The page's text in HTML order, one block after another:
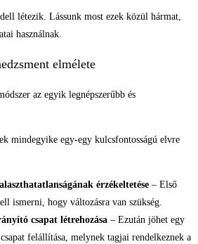
létezik. Lássunk most ezek közül hármat,
használnak.
elmélete
az egyik legnépszerűbb és
mindegyike egy-egy kulcsfontosságú elvre
érzékeltetése – Első
ismerni, hogy változásra van szükség.
csapat létrehozása – Ezután jöhet egy
felállítása, melynek tagjai rendelkeznek a